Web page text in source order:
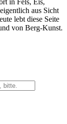
in Fels, Eis,
aus Sicht
lebt diese Seite
von Berg-Kunst.